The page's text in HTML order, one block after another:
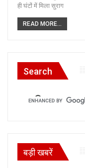
ही घंटों में मिला सुराग
READ MORE...
Search
बड़ी खबरें